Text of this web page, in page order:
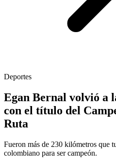
Deportes
Egan Bernal volvió a
con el título del
Ruta
Fueron más de 230 kilómetros que
colombiano para ser campeón.